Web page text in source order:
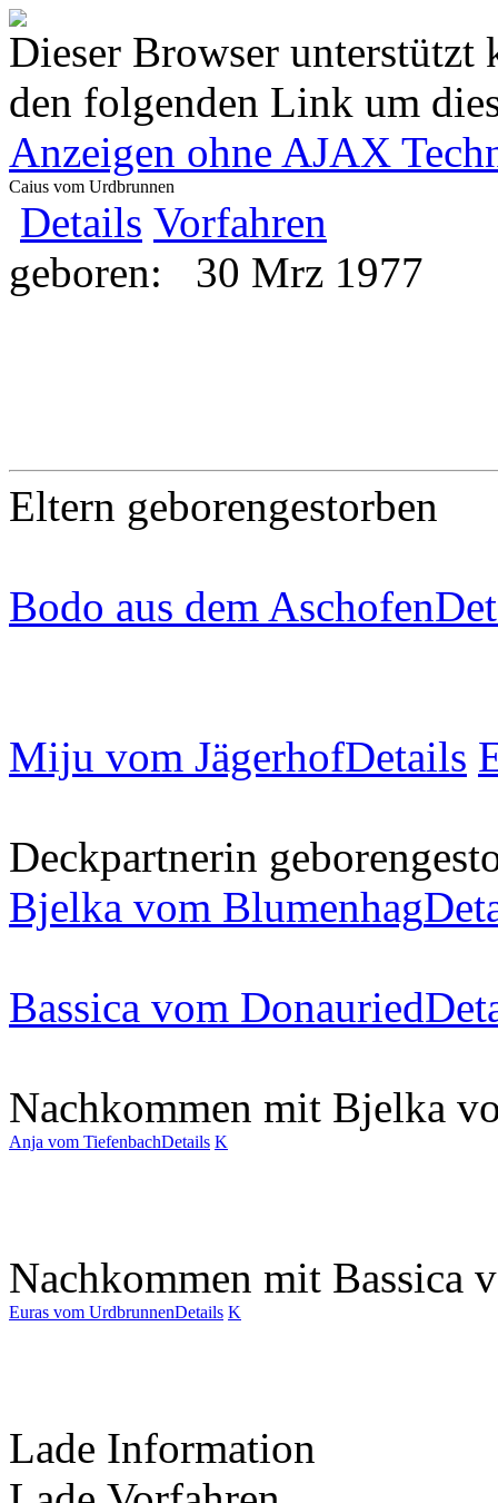
Dieser Browser
den folgenden Link um
Anzeigen ohne AJAX
Caius vom Urdbrunnen
Details Vorfahren
geboren:
30 Mrz 1977
Eltern geborengestorben
Bodo aus dem Aschofen
Miju vom JägerhofDetails
Deckpartnerin geboren
Bjelka vom Blumenhag
Bassica vom Donauried
Nachkommen mit Bjelka
Anja vom TiefenbachDetails K
Nachkommen mit Bassica
Euras vom UrdbrunnenDetails K
Lade Information